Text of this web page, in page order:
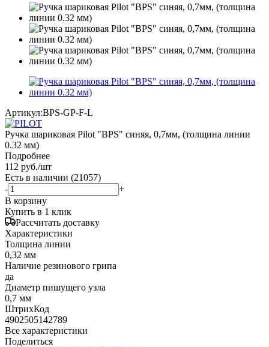
Артикул:BPS-GP-F-L
Ручка шариковая Pilot "BPS" синяя, 0,7мм, (толщина линии
0.32 мм)
Подробнее
112 руб./шт
Есть в наличии (21057)
-
+
В корзину
Купить в 1 клик
Рассчитать доставку
Характеристики
Толщина линии
0,32 мм
Наличие резинового грипа
да
Диаметр пишущего узла
0,7 мм
ШтрихКод
4902505142789
Все характеристики
Поделиться